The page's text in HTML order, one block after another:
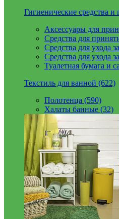
Гигиенические средства
Аксессуары для
Средства для
Средства для ухода
Средства для ухода
Туалетная бумага и
Текстиль для ванной (622)
Полотенца (590)
Халаты банные (32)